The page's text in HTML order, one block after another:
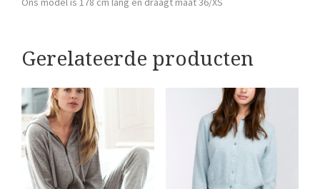
Gerelateerde producten